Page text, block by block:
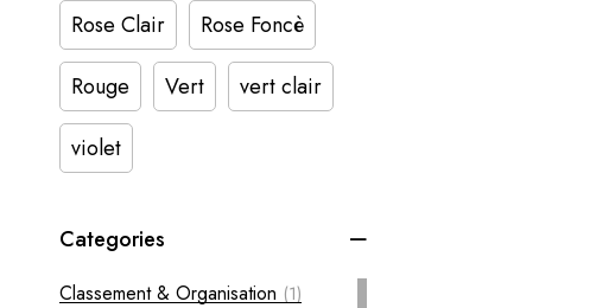
Rose Clair
Rose Foncè
Rouge
Vert
vert clair
violet
Categories
Classement & Organisation (1)